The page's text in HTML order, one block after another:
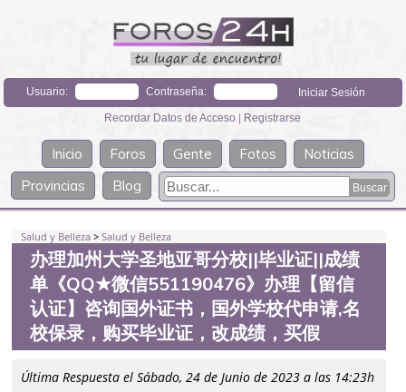
Usuario: Contraseña:
Recordar Datos de Acceso | Registrarse
Inicio Foros Gente Fotos
Noticias
Provincias
Blog
Salud y Belleza >Salud y Belleza
办理加州大学圣地亚哥分校||毕业证||成绩
单《QQ★微信551190476》办理【留信
认证】咨询国外证书，国外学校代申请,名
校保录，购买毕业证，改成绩，买假
Última Respuesta el Sábado, 24 de Junio de 2023 a las 14:23h